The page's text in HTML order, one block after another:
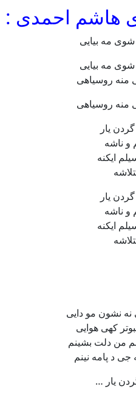
هاشم احمدی :
مه بیایی
مه بیایی
منه روسیاهی
منه روسیاهی
یار
و ناشه
ایکنه
یار
و ناشه
ایکنه
نشون مو دایی
کهی هوایی
من دلت بشینم
جی د پامه نینم
یار …